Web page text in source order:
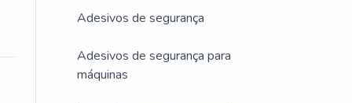
Adesivos de segurança
Adesivos de segurança para
máquinas